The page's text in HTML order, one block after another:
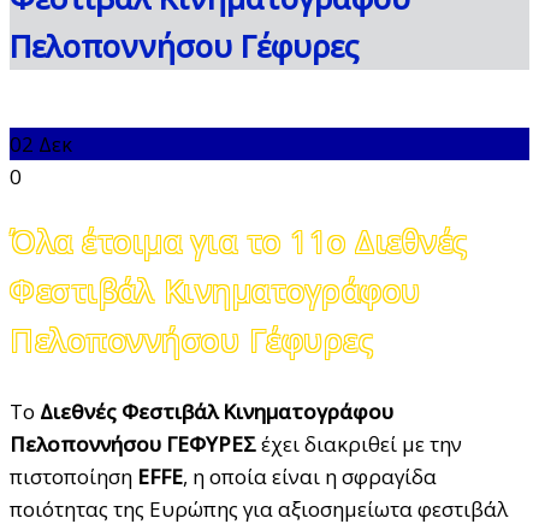
Πελοποννήσου Γέφυρες
02 Δεκ
0
Όλα έτοιμα για το 11ο Διεθνές
Φεστιβάλ Κινηματογράφου
Πελοποννήσου Γέφυρες
Το Διεθνές Φεστιβάλ Κινηματογράφου
Πελοποννήσου ΓΕΦΥΡΕΣέχει διακριθεί με την
πιστοποίηση EFFE, η οποία είναι η σφραγίδα
ποιότητας της Ευρώπης για αξιοσημείωτα φεστιβάλ